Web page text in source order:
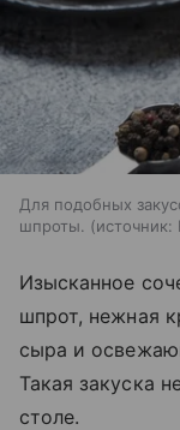
Для подобных
шпроты.
источник:
Изысканное
шпрот, нежная
сыра и
Такая закуска
столе.